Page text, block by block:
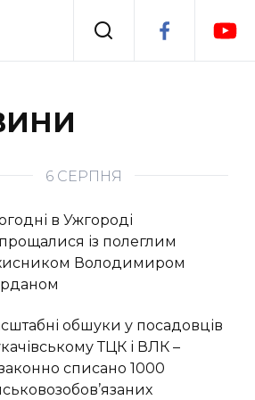
6 СЕРПНЯ
в Ужгороді
із полеглим
Володимиром
обшуки у посадовців
ТЦК і ВЛК –
списано 1000